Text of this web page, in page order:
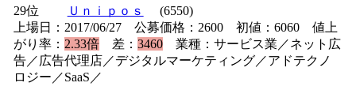
29位 Ｕｎｉｐｏｓ
(6550)
上場日：2017/06/27 公募価格：2600 初値：6060 値上
がり率： 2.33倍差： 3460業種：サービス業／ネット広
告／広告代理店／デジタルマーケティング／アドテクノ
ロジー／SaaS／